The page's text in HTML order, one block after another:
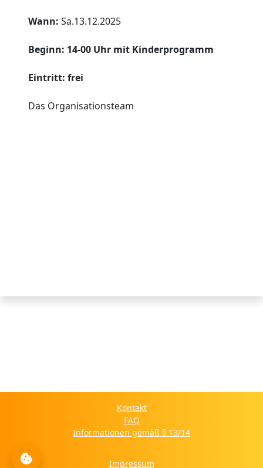
Wann: Sa.13.12.2025
Beginn: 14-00 Uhr mit Kinderprogramm
Eintritt: frei
Das Organisationsteam
Kontakt
FAQ
Informationen gemäß § 13/14
Impressum